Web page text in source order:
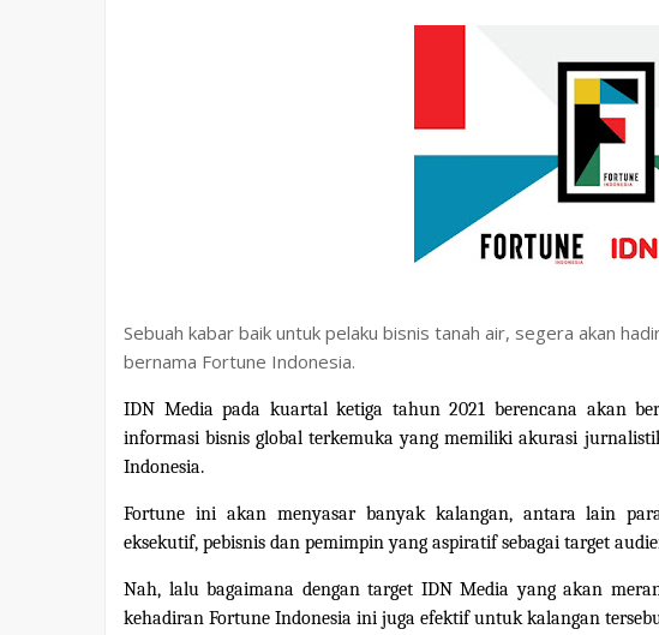
Sebuah kabar baik untuk pelaku bisnis tanah air, segera akan
bernama Fortune Indonesia.
IDN Media pada kuartal ketiga tahun 2021 berencana akan
informasi bisnis global terkemuka yang memiliki akurasi
Indonesia.
Fortune ini akan menyasar banyak kalangan, antara lain
eksekutif, pebisnis dan pemimpin yang aspiratif sebagai target
Nah, lalu bagaimana dengan target IDN Media yang akan
kehadiran Fortune Indonesia ini juga efektif untuk kalangan